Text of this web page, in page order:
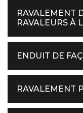
RAVALEMENT
RAVALEURS À
ENDUIT DE
RAVALEMENT